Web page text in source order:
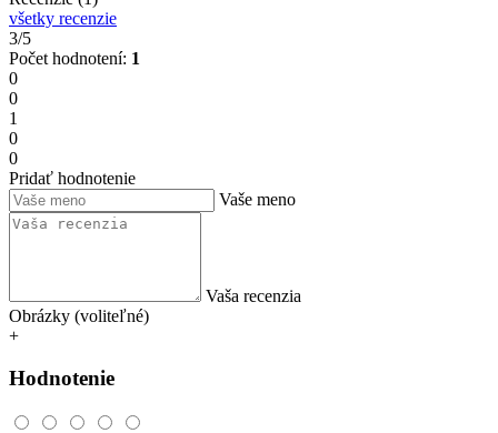
všetky recenzie
3/5
Počet hodnotení: 1
0
0
1
0
0
Pridať hodnotenie
Vaše meno
Vaša recenzia
Obrázky (voliteľné)
+
Hodnotenie